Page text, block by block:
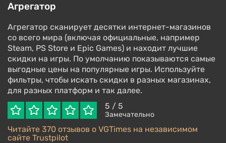
Агрегатор
Агрегатор сканирует десятки интернет-магазинов
со всего мира (включая официальные, например
Steam, PS Store и Epic Games) и находит лучшие
скидки на игры. По умолчанию показываются самые
выгодные цены на популярные игры. Используйте
фильтры, чтобы искать скидки в разных магазинах,
для разных платформ и так далее.
5 / 5
Замечательно
Читайте 370 отзывов о VGTimes на независимом
сайте Trustpilot